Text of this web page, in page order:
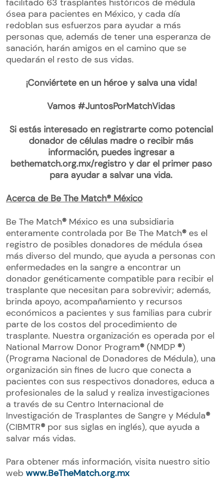
facilitado 63 trasplantes históricos de médula
ósea para pacientes en México, y cada día
redoblan sus esfuerzos para ayudar a más
personas que, además de tener una esperanza de
sanación, harán amigos en el camino que se
quedarán el resto de sus vidas.
¡Conviértete en un héroe y salva una vida!
Vamos #JuntosPorMatchVidas
Si estás interesado en registrarte como potencial
donador de células madre o recibir más
información, puedes ingresar a
bethematch.org.mx/registro y dar el primer paso
para ayudar a salvar una vida.
Acerca de Be The Match® México
Be The Match® México es una subsidiaria
enteramente controlada por Be The Match® es el
registro de posibles donadores de médula ósea
más diverso del mundo, que ayuda a personas con
enfermedades en la sangre a encontrar un
donador genéticamente compatible para recibir el
trasplante que necesitan para sobrevivir; además,
brinda apoyo, acompañamiento y recursos
económicos a pacientes y sus familias para cubrir
parte de los costos del procedimiento de
trasplante. Nuestra organización es operada por el
National Marrow Donor Program® (NMDP ®)
(Programa Nacional de Donadores de Médula), una
organización sin fines de lucro que conecta a
pacientes con sus respectivos donadores, educa a
profesionales de la salud y realiza investigaciones
a través de su Centro Internacional de
Investigación de Trasplantes de Sangre y Médula®
(CIBMTR® por sus siglas en inglés), que ayuda a
salvar más vidas.
Para obtener más información, visita nuestro sitio
web www.BeTheMatch.org.mx